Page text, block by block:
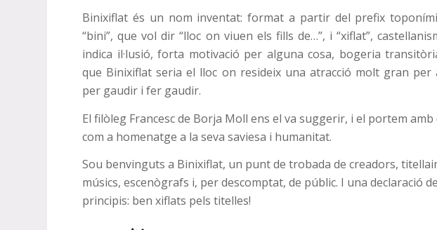
Binixiflat és un nom inventat: format a partir del prefix
“bini”, que vol dir “lloc on viuen els fills de…”, i “xiflat”,
indica il·lusió, forta motivació per alguna cosa, bogeria
que Binixiflat seria el lloc on resideix una atracció molt gran per
per gaudir i fer gaudir.
El filòleg Francesc de Borja Moll ens el va suggerir, i el portem
com a homenatge a la seva saviesa i humanitat.
Sou benvinguts a Binixiflat, un punt de trobada de creadors,
músics, escenògrafs i, per descomptat, de públic. I una declaració de
principis: ben xiflats pels titelles!